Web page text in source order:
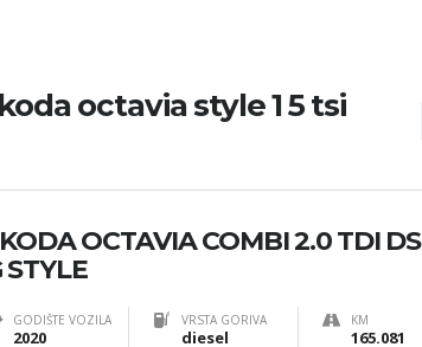
octavia style 1 5 tsi
OCTAVIA COMBI 2.0 TDI DS
STYLE
GODIŠTE VOZILA
2020
VRSTA GORIVA
diesel
KM
165.081